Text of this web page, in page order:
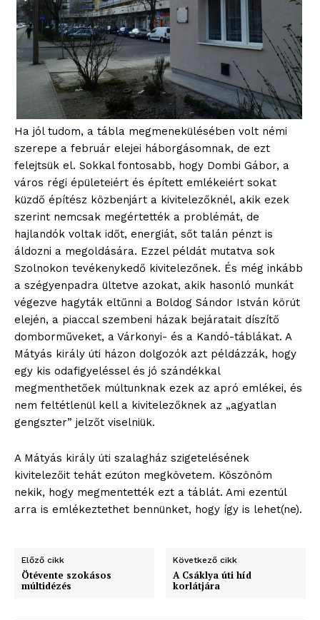
Ha jól tudom, a tábla megmenekülésében volt némi
szerepe a február elejei háborgásomnak, de ezt
felejtsük el. Sokkal fontosabb, hogy Dombi Gábor, a
város régi épületeiért és épített emlékeiért sokat
küzdő építész közbenjárt a kivitelezőknél, akik ezek
szerint nemcsak megértették a problémát, de
hajlandók voltak időt, energiát, sőt talán pénzt is
áldozni a megoldására. Ezzel példát mutatva sok
Szolnokon tevékenykedő kivitelezőnek. És még inkább
a szégyenpadra ültetve azokat, akik hasonló munkát
végezve hagyták eltűnni a Boldog Sándor István körút
elején, a piaccal szembeni házak bejáratait díszítő
domborműveket, a Várkonyi- és a Kandó-táblákat. A
Mátyás király úti házon dolgozók azt példázzák, hogy
egy kis odafigyeléssel és jó szándékkal
megmenthetőek múltunknak ezek az apró emlékei, és
nem feltétlenül kell a kivitelezőknek az „agyatlan
gengszter” jelzőt viselniük.
A Mátyás király úti szalagház szigetelésének
kivitelezőit tehát ezúton megkövetem. Köszönöm
nekik, hogy megmentették ezt a táblát. Ami ezentúl
arra is emlékeztethet bennünket, hogy így is lehet(ne).
Előző cikk
Ötévente szokásos
múltidézés
Következő cikk
A Csáklya úti híd
korlátjára